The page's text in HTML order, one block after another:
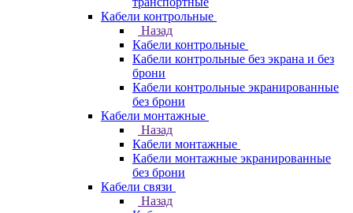
Кабели контрольные
Назад
Кабели контрольные
Кабели контрольные без экрана и без
брони
Кабели контрольные экранированные
без брони
Кабели монтажные
Назад
Кабели монтажные
Кабели монтажные экранированные
без брони
Кабели связи
Назад